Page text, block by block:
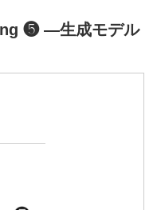
❺ ―生成モデル